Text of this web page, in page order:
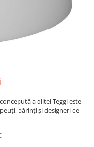
a olitei Teggi este
părinți și designeri de